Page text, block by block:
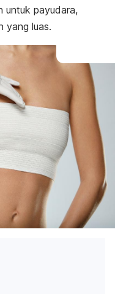
untuk payudara,
yang luas.